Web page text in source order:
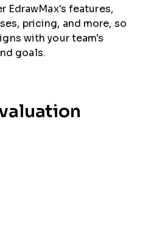
EdrawMax's features,
pricing, and more, so
with your team's
goals.